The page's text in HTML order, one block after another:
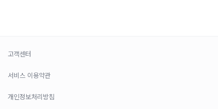
고객센터
서비스 이용약관
개인정보처리방침